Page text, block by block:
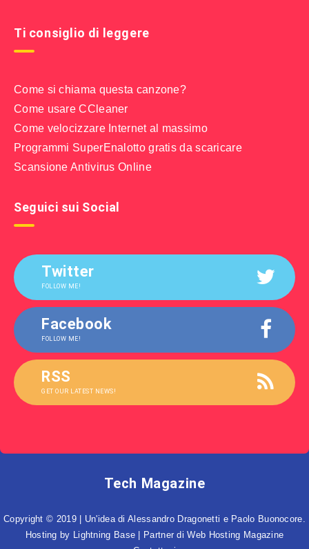
Ti consiglio di leggere
Come si chiama questa canzone?
Come usare CCleaner
Come velocizzare Internet al massimo
Programmi SuperEnalotto gratis da scaricare
Scansione Antivirus Online
Seguici sui Social
Twitter
FOLLOW ME!
Facebook
FOLLOW ME!
RSS
GET OUR LATEST NEWS!
Tech Magazine
Copyright © 2019 | Un'idea di Alessandro Dragonetti e Paolo Buonocore.
Hosting by Lightning Base | Partner diWeb Hosting Magazine